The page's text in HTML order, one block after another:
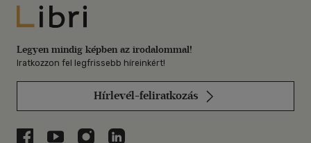
Libri
Legyen mindig képben az irodalommal!
Iratkozzon fel legfrissebb híreinkért!
Hírlevél-feliratkozás
Libri a Facebookon
Libri a Youtube-on
Libri az Instagramon
Libri a LinkedInen